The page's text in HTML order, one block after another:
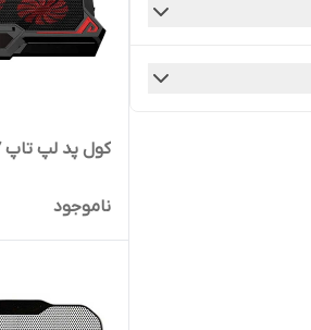
کول پد لپ تاپ Hatron HCP137
ناموجود